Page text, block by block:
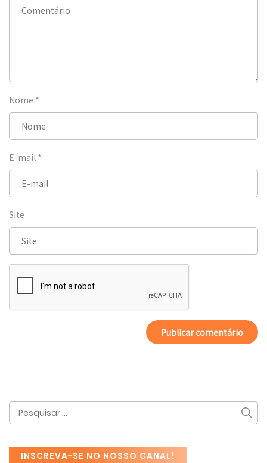
Nome *
E-mail *
Site
INSCREVA-SE NO NOSSO CANAL!